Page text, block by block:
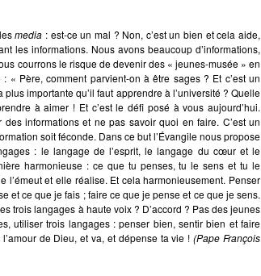
media : est-ce un mal ? Non, c’est un bien et cela aide,
les informations. Nous avons beaucoup d’informations,
courrons le risque de devenir des « jeunes-musée » en
Père, comment parvient-on à être sages ? Et c’est un
importante qu’il faut apprendre à l’université ? Quelle
à aimer ! Et c’est le défi posé à vous aujourd’hui.
informations et ne pas savoir quoi en faire. C’est un
soit féconde. Dans ce but l’Évangile nous propose
: le langage de l’esprit, le langage du cœur et le
harmonieuse : ce que tu penses, tu le sens et tu le
et elle réalise. Et cela harmonieusement. Penser
et ce que je fais ; faire ce que je pense et ce que je sens.
trois langages à haute voix ? D’accord ? Pas des jeunes
utiliser trois langages : penser bien, sentir bien et faire
de Dieu, et va, et dépense ta vie !(Pape François